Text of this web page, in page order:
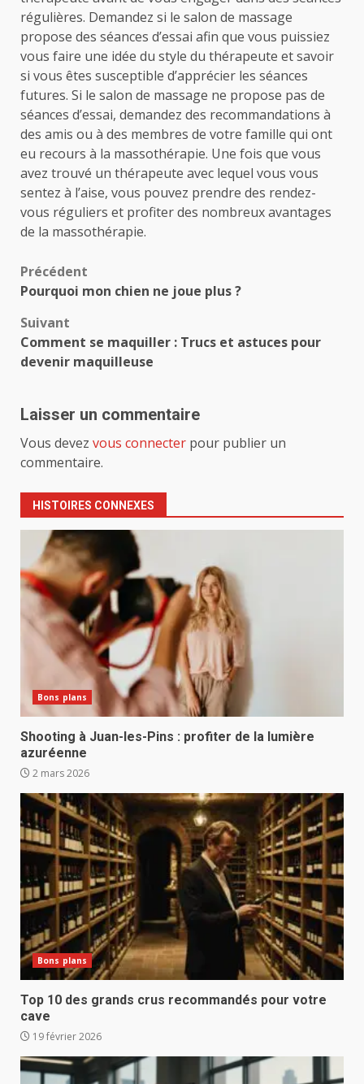
régulières. Demandez si le salon de massage
propose des séances d’essai afin que vous puissiez
vous faire une idée du style du thérapeute et savoir
si vous êtes susceptible d’apprécier les séances
futures. Si le salon de massage ne propose pas de
séances d’essai, demandez des recommandations à
des amis ou à des membres de votre famille qui ont
eu recours à la massothérapie. Une fois que vous
avez trouvé un thérapeute avec lequel vous vous
sentez à l’aise, vous pouvez prendre des rendez-
vous réguliers et profiter des nombreux avantages
de la massothérapie.
Navigation
d’article
Précédent
Pourquoi mon chien ne joue plus ?
Suivant
Comment se maquiller : Trucs et astuces pour
devenir maquilleuse
Laisser un commentaire
Vous devez vous connecter pour publier un
commentaire.
HISTOIRES CONNEXES
Bons plans
Shooting à Juan-les-Pins : profiter de la lumière
azuréenne
2 mars 2026
Bons plans
Top 10 des grands crus recommandés pour votre
cave
19 février 2026